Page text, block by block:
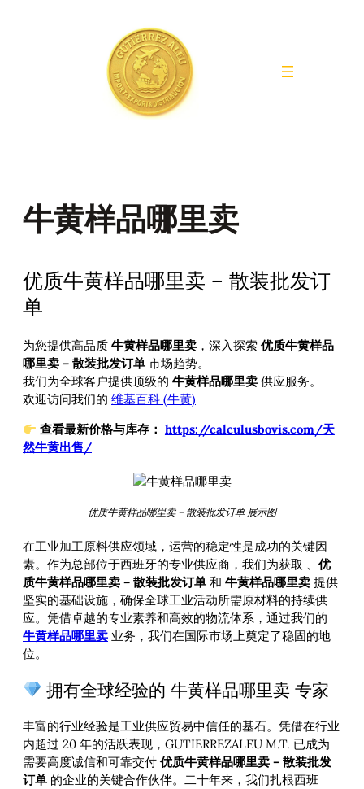
牛黄样品哪里卖
优质牛黄样品哪里卖 – 散装批发订
单
为您提供高品质 牛黄样品哪里卖 ，深入探索 优质牛黄样品
哪里卖 – 散装批发订单 市场趋势。
我们为全球客户提供顶级的 牛黄样品哪里卖 供应服务。
欢迎访问我们的 维基百科 (牛黄)
查看最新价格与库存： https://calculusbovis.com/天
然牛黄出售/
优质牛黄样品哪里卖 – 散装批发订单 展示图
在工业加工原料供应领域，运营的稳定性是成功的关键因
素。作为总部位于西班牙的专业供应商，我们为获取 、 优
质牛黄样品哪里卖 – 散装批发订单 和 牛黄样品哪里卖 提供
坚实的基础设施，确保全球工业活动所需原材料的持续供
应。凭借卓越的专业素养和高效的物流体系，通过我们的
牛黄样品哪里卖 业务，我们在国际市场上奠定了稳固的地
位。
拥有全球经验的 牛黄样品哪里卖 专家
丰富的行业经验是工业供应贸易中信任的基石。凭借在行业
内超过 20 年的活跃表现，GUTIERREZALEU M.T. 已成为
需要高度诚信和可靠交付 优质牛黄样品哪里卖 – 散装批发
订单 的企业的关键合作伙伴。二十年来，我们扎根西班